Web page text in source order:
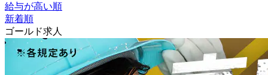
給与が高い順
新着順
ゴールド求人